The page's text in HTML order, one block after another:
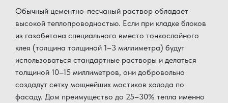
Обычный цементно-песчаный раствор обладает
высокой теплопроводностью. Если при кладке блоков
из газобетона специального вместо тонкослойного
клея (толщина толщиной 1–3 миллиметра) будут
использоваться стандартные растворы и делаться
толщиной 10–15 миллиметров, они добровольно
создадут сетку мощнейших мостиков холода по
фасаду. Дом преимущество до 25–30% тепла именно